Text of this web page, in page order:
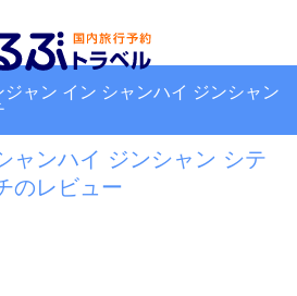
ャン イン シャンハイ ジンシャン
ャンハイ ジンシャン シテ
のレビュー